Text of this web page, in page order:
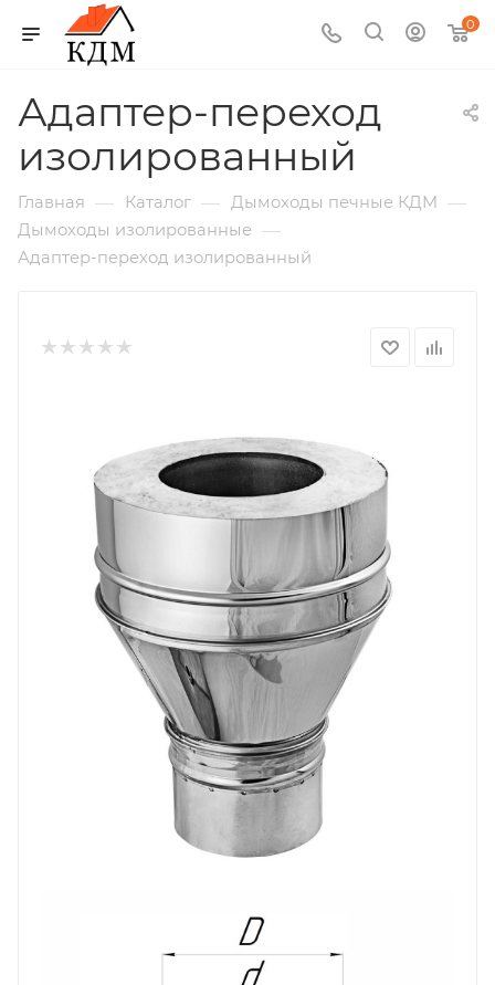
0
Адаптер-переход
изолированный
Главная — Каталог — Дымоходы печные КДМ —
Дымоходы изолированные —
Адаптер-переход изолированный